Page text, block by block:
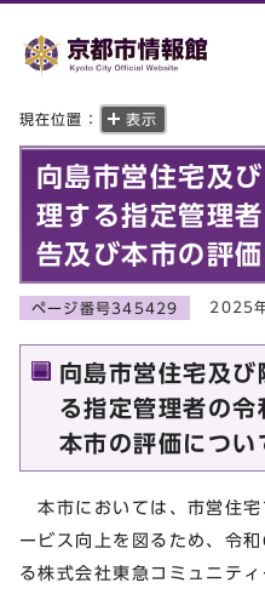
現在位置： 表示
向島市営住宅及
理する指定管理
告及び本市の評
ページ番号345429 2025
向島市営住宅及び
る指定管理者の
本市の評価につい
本市においては、市営住宅
ービス向上を図るため、令
る株式会社東急コミュニテ